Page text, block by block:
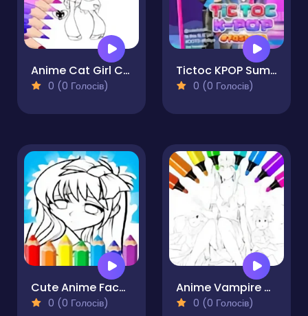
Anime Cat Girl Coloring Pages
0 (0 Голосів)
Tictoc KPOP Summer
0 (0 Голосів)
Cute Anime Face Girls Coloring Pages
0 (0 Голосів)
Anime Vampire Girl Coloring Pages
0 (0 Голосів)